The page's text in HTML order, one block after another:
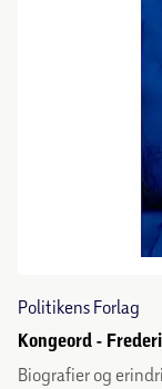
Politikens Forlag
Kongeord -
Biografier og